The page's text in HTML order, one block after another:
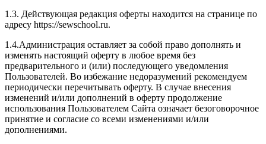
1.3. Действующая редакция оферты находится на странице по
адресу https://sewschool.ru.
1.4.Администрация оставляет за собой право дополнять и
изменять настоящий оферту в любое время без
предварительного и (или) последующего уведомления
Пользователей. Во избежание недоразумений рекомендуем
периодически перечитывать оферту. В случае внесения
изменений и/или дополнений в оферту продолжение
использования Пользователем Сайта означает безоговорочное
принятие и согласие со всеми изменениями и/или
дополнениями.